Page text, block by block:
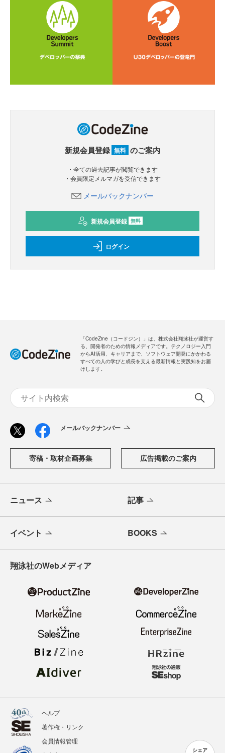
シェア
新規会員登録 無料 のご案内
・全ての過去記事が閲覧できます
・会員限定メルマガを受信できます
メールバックナンバー
新規会員登録 無料
ログイン
「CodeZine（コードジン）」は、株式会社翔泳社が運営す
る、開発者のための情報メディアです。テクノロジー入門
からAI活用、キャリアまで、ソフトウェア開発にかかわる
すべての人の学びと成長を支える最新情報と実践知をお届
けします。
メールバックナンバー
寄稿・取材企画募集 広告掲載のご案内
ニュース 記事
イベント BOOKS
翔泳社のWebメディア
ヘルプ
著作権・リンク
会員情報管理